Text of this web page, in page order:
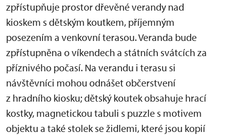
zpřístupňuje prostor dřevěné verandy nad
kioskem s dětským koutkem, příjemným
posezením a venkovní terasou. Veranda bude
zpřístupněna o víkendech a státních svátcích za
příznivého počasí. Na verandu i terasu si
návštěvníci mohou odnášet občerstvení
z hradního kiosku; dětský koutek obsahuje hrací
kostky, magnetickou tabuli s puzzle s motivem
objektu a také stolek se židlemi, které jsou kopií